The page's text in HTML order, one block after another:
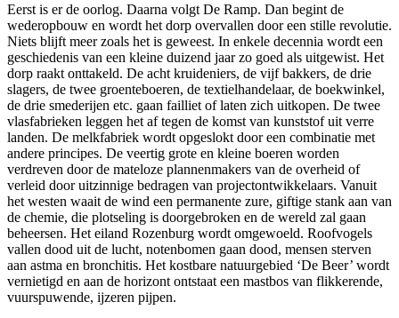
Eerst is er de oorlog. Daarna volgt De Ramp. Dan begint de
wederopbouw en wordt het dorp overvallen door een stille revolutie.
Niets blijft meer zoals het is geweest. In enkele decennia wordt een
geschiedenis van een kleine duizend jaar zo goed als uitgewist. Het
dorp raakt onttakeld. De acht kruideniers, de vijf bakkers, de drie
slagers, de twee groenteboeren, de textielhandelaar, de boekwinkel,
de drie smederijen etc. gaan failliet of laten zich uitkopen. De twee
vlasfabrieken leggen het af tegen de komst van kunststof uit verre
landen. De melkfabriek wordt opgeslokt door een combinatie met
andere principes. De veertig grote en kleine boeren worden
verdreven door de mateloze plannenmakers van de overheid of
verleid door uitzinnige bedragen van projectontwikkelaars. Vanuit
het westen waait de wind een permanente zure, giftige stank aan van
de chemie, die plotseling is doorgebroken en de wereld zal gaan
beheersen. Het eiland Rozenburg wordt omgewoeld. Roofvogels
vallen dood uit de lucht, notenbomen gaan dood, mensen sterven
aan astma en bronchitis. Het kostbare natuurgebied ‘De Beer’ wordt
vernietigd en aan de horizont ontstaat een mastbos van flikkerende,
vuurspuwende, ijzeren pijpen.